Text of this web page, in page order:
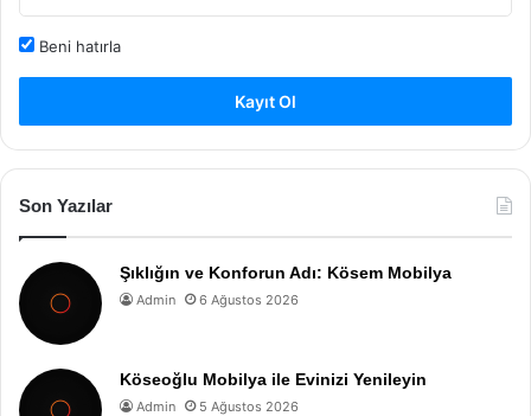
Beni hatırla
Kayıt Ol
Son Yazılar
Şıklığın ve Konforun Adı: Kösem Mobilya
Admin 6 Ağustos 2026
Köseoğlu Mobilya ile Evinizi Yenileyin
Admin 5 Ağustos 2026